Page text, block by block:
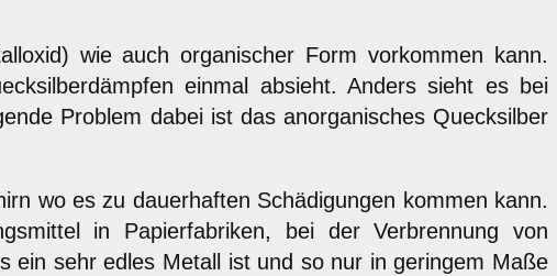
wie auch organischer Form vorkommen kann.
einmal absieht. Anders sieht es bei
Problem dabei ist das anorganisches Quecksilber
wo es zu dauerhaften Schädigungen kommen kann.
in Papierfabriken, bei der Verbrennung von
ein sehr edles Metall ist und so nur in geringem Maße